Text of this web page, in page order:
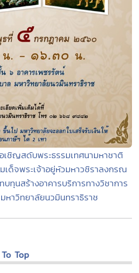
ชิญสดับพระธรรมเทศนามหาชาติ
เด็จพระเจ้าอยู่หัวมหาวชิราลงกรณ
ทุนสร้างอาคารบริการทางวิชาการ
หาวิทยาลัยนวมินทราธิราช
Top